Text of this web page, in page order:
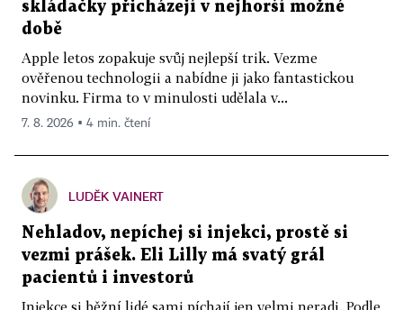
skládačky přicházejí v nejhorší možné
době
Apple letos zopakuje svůj nejlepší trik. Vezme
ověřenou technologii a nabídne ji jako fantastickou
novinku. Firma to v minulosti udělala v...
7. 8. 2026 ▪ 4 min. čtení
LUDĚK VAINERT
Nehladov, nepíchej si injekci, prostě si
vezmi prášek. Eli Lilly má svatý grál
pacientů i investorů
Injekce si běžní lidé sami píchají jen velmi neradi. Podle